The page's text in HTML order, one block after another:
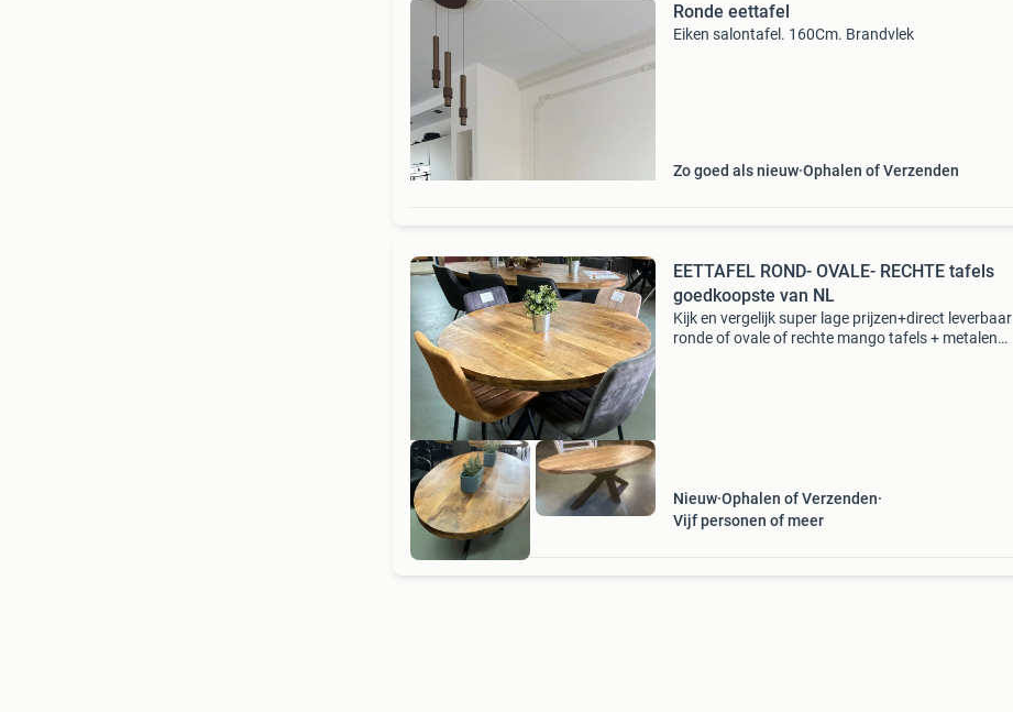
Ronde eettafel
Eiken salontafel. 160Cm. Brandvlek
Zo goed als nieuw Ophalen of Verzenden
EETTAFEL ROND- OVALE- RECHTE tafels
goedkoopste van NL
Kijk en vergelijk super lage prijzen+direct leverbaar
ronde of ovale of rechte mango tafels + metalen
Nieuw Ophalen of Verzenden
Vijf personen of meer